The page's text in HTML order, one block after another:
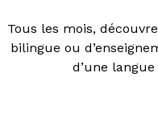
Tous les mois,
bilingue ou
d’une